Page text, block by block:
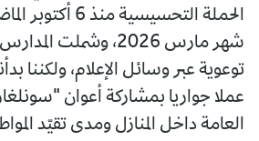
الحملة التحسيسية
شهر مارس 2026، وشملت
توعوية عبر وسائل الإعلام، ولكننا
عملا جواريا بمشاركة أعوان
العامة داخل المنازل ومدى تقيّد